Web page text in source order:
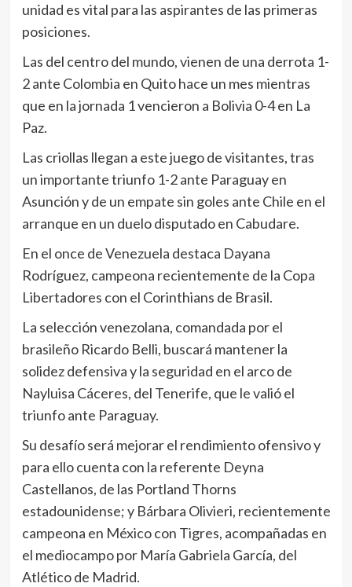
unidad es vital para las aspirantes de las primeras
posiciones.
Las del centro del mundo, vienen de una derrota 1-
2 ante Colombia en Quito hace un mes mientras
que en la jornada 1 vencieron a Bolivia 0-4 en La
Paz.
Las criollas llegan a este juego de visitantes, tras
un importante triunfo 1-2 ante Paraguay en
Asunción y de un empate sin goles ante Chile en el
arranque en un duelo disputado en Cabudare.
En el once de Venezuela destaca Dayana
Rodríguez, campeona recientemente de la Copa
Libertadores con el Corinthians de Brasil.
La selección venezolana, comandada por el
brasileño Ricardo Belli, buscará mantener la
solidez defensiva y la seguridad en el arco de
Nayluisa Cáceres, del Tenerife, que le valió el
triunfo ante Paraguay.
Su desafío será mejorar el rendimiento ofensivo y
para ello cuenta con la referente Deyna
Castellanos, de las Portland Thorns
estadounidense; y Bárbara Olivieri, recientemente
campeona en México con Tigres, acompañadas en
el mediocampo por María Gabriela García, del
Atlético de Madrid.